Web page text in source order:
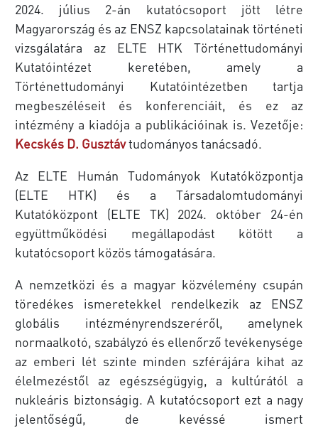
2024. július 2-án kutatócsoport jött létre
Magyarország és az ENSZ kapcsolatainak történeti
vizsgálatára az ELTE HTK Történettudományi
Kutatóintézet keretében, amely a
Történettudományi Kutatóintézetben tartja
megbeszéléseit és konferenciáit, és ez az
intézmény a kiadója a publikációinak is. Vezetője:
Kecskés D. Gusztávtudományos tanácsadó.
Az ELTE Humán Tudományok Kutatóközpontja
(ELTE HTK) és a Társadalomtudományi
Kutatóközpont (ELTE TK) 2024. október 24-én
együttműködési megállapodást kötött a
kutatócsoport közös támogatására.
A nemzetközi és a magyar közvélemény csupán
töredékes ismeretekkel rendelkezik az ENSZ
globális intézményrendszeréről, amelynek
normaalkotó, szabályzó és ellenőrző tevékenysége
az emberi lét szinte minden szférájára kihat az
élelmezéstől az egészségügyig, a kultúrától a
nukleáris biztonságig. A kutatócsoport ezt a nagy
jelentőségű, de kevéssé ismert